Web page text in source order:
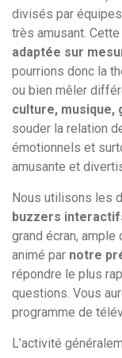
divisés par
très amusant.
adaptée sur
pourrions donc la
ou bien mêler
culture, musique,
souder la relation
émotionnels et
amusante et
Nous utilisons les
buzzers
grand écran,
animé par notre
répondre le plus
questions. Vous
programme de
L’activité